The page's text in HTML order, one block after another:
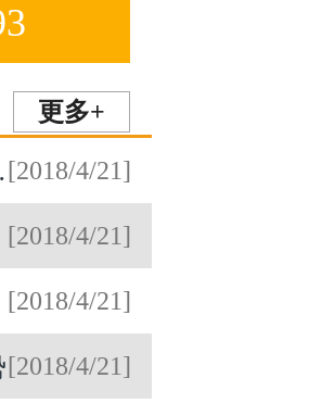
更多+
[2018/4/21]
[2018/4/21]
[2018/4/21]
[2018/4/21]